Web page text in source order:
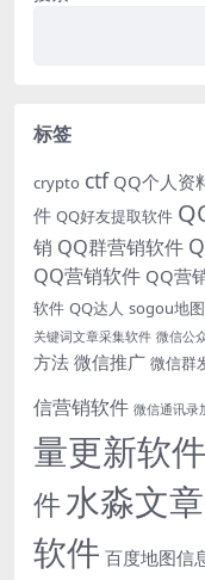
标签
crypto ctf QQ个人资
件 QQ好友提取软件
销 QQ群营销软件
QQ营销软件 QQ营
软件 QQ达人 sogou地
关键词文章采集软件 微信公
方法 微信推广 微信群
信营销软件 微信通讯录
量更新软件
件水淼文
软件 百度地图信